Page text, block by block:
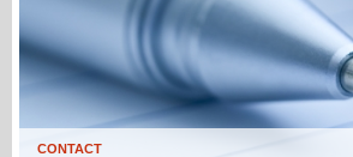
CONTACT